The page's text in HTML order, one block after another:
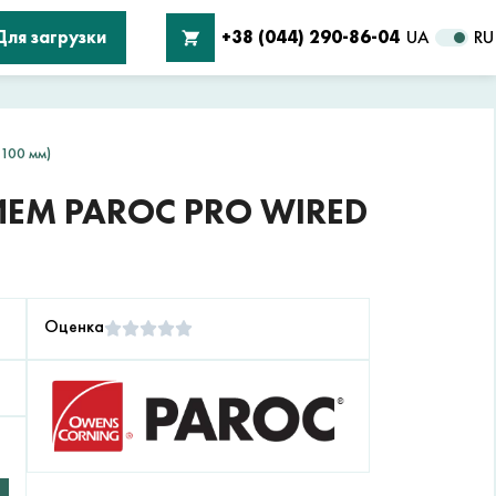
загрузки +38 (044) 290-86-04 UA RU
мм)
PRO WIRED
Оценка